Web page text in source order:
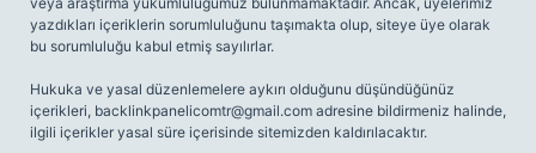
yazdıkları içeriklerin sorumluluğunu taşımakta olup, siteye üye olarak
bu sorumluluğu kabul etmiş sayılırlar.
Hukuka ve yasal düzenlemelere aykırı olduğunu düşündüğünüz
içerikleri, backlinkpanelicomtr@gmail.com adresine bildirmeniz halinde,
ilgili içerikler yasal süre içerisinde sitemizden kaldırılacaktır.